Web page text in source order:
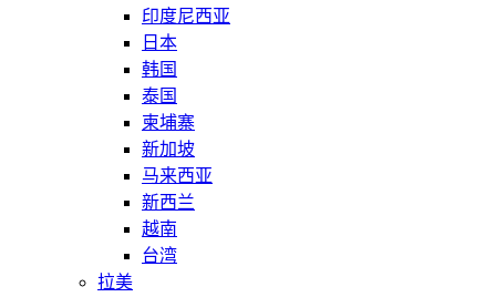
印度尼西亚
日本
韩国
泰国
柬埔寨
新加坡
马来西亚
新西兰
越南
台湾
拉美